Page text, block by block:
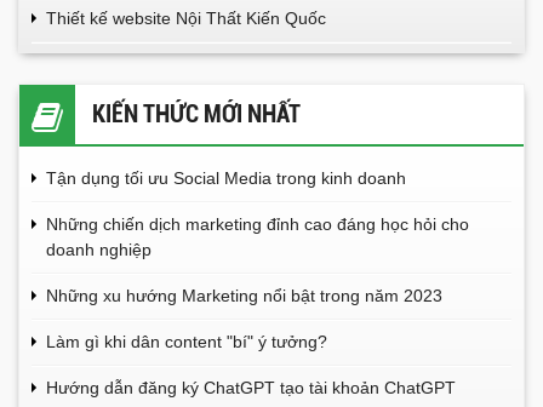
Thiết kế website Nội Thất Kiến Quốc
KIẾN THỨC MỚI NHẤT
Tận dụng tối ưu Social Media trong kinh doanh
Những chiến dịch marketing đỉnh cao đáng học hỏi cho
doanh nghiệp
Những xu hướng Marketing nổi bật trong năm 2023
Làm gì khi dân content "bí" ý tưởng?
Hướng dẫn đăng ký ChatGPT tạo tài khoản ChatGPT